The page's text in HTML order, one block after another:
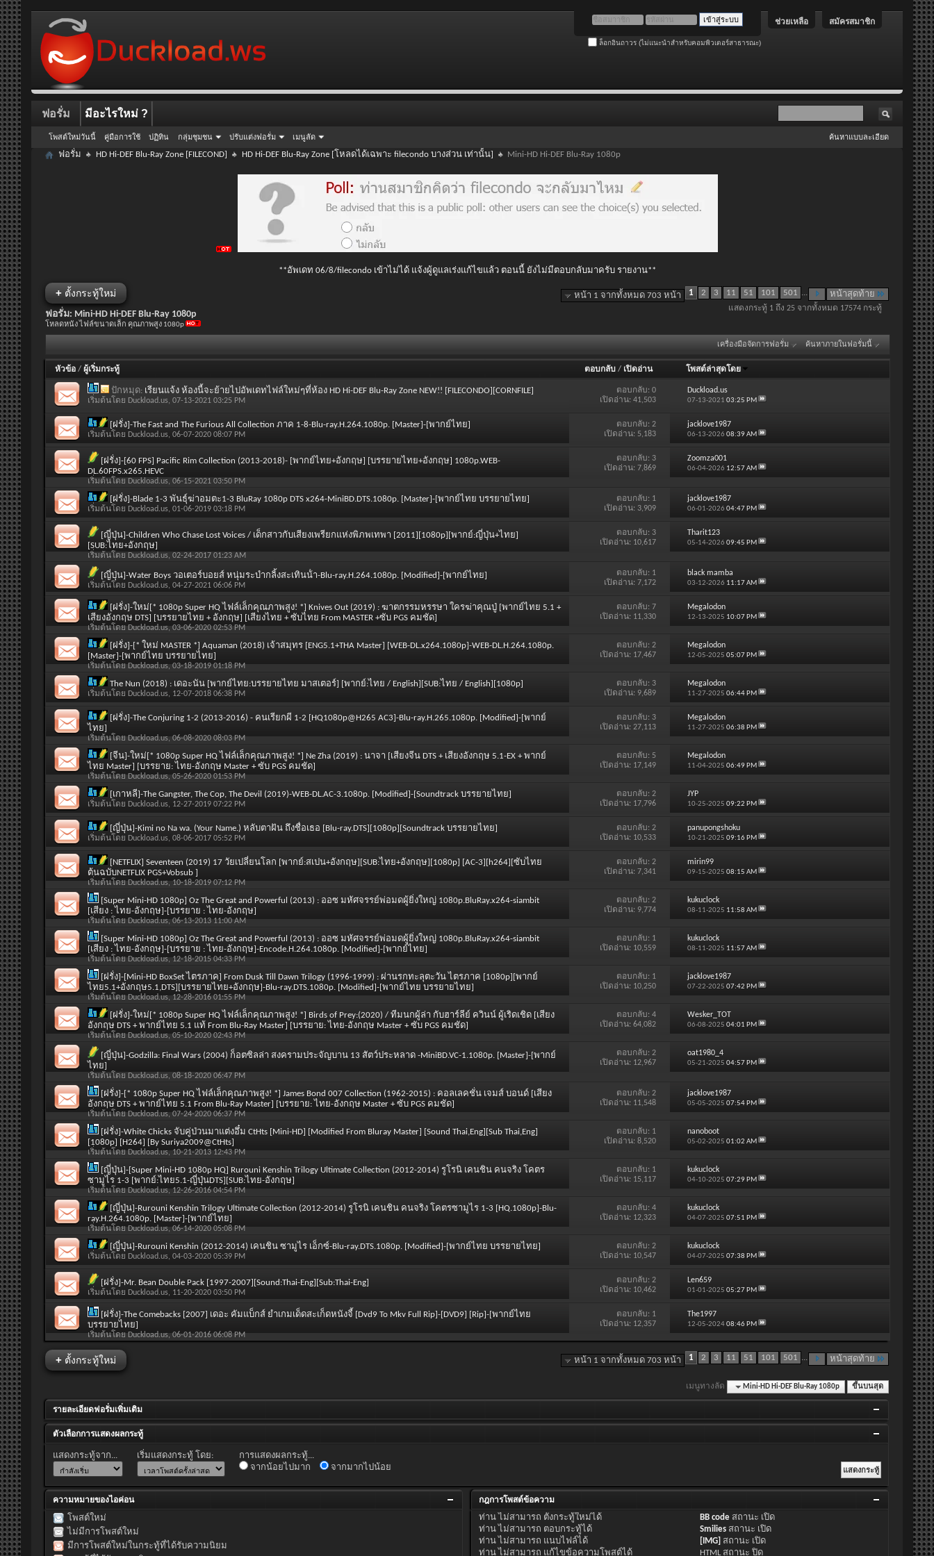
สมัครสมาชิก
ช่วยเหลือ
ล็อกอินถาวร (ไม่แนะนำสำหรับคอมพิวเตอร์สาธารณะ)
ฟอรั่ม
โพสต์ใหม่วันนี้ คู่มือการใช้ ปฏิทิน กลุ่มชุมชน ปรับแต่งฟอรั่ม เมนูลัด
มีอะไรใหม่ ?
ค้นหาแบบละเอียด
ฟอรั่ม HD Hi-DEF Blu-Ray Zone [FILECOND] HD Hi-DEF Blu-Ray Zone [โหลดได้เฉพาะ filecondo บางส่วน เท่านั้น] Mini-HD Hi-DEF Blu-Ray 1080p
**อัพเดท 06/8/filecondo เข้าไม่ได้ แจ้งผู้ดูแลเร่งแก้ไขแล้ว ตอนนี้ ยังไม่มีตอบกลับมาครับ รายงาน**
+ ตั้งกระทู้ใหม่ หน้า 1 จากทั้งหมด 703 หน้า 1 2 3 11 51 101 501 ... หน้าสุดท้าย
แสดงกระทู้ 1 ถึง 25 จากทั้งหมด 17574 กระทู้
ฟอรั่ม: Mini-HD Hi-DEF Blu-Ray 1080p
โหลดหนัง ไฟล์ขนาดเล็ก คุณภาพสูง 1080p
เครื่องมือจัดการฟอรั่ม ค้นหาภายในฟอรั่มนี้
หัวข้อ / ผู้เริ่มกระทู้ ตอบกลับ / เปิดอ่าน โพสต์ล่าสุดโดย
ปักหมุด: เรียนแจ้ง ห้องนี้จะย้ายไปอัพเดทไฟล์ใหม่ๆที่ห้อง HD Hi-DEF Blu-Ray Zone NEW!! [FILECONDO][CORNFILE]
เริ่มต้นโดย Duckload.us, 07-13-2021 03:25 PM
ตอบกลับ:0
เปิดอ่าน: 41,503
Duckload.us
07-13-2021 03:25 PM
[ฝรั่ง]-The Fast and The Furious All Collection ภาค 1-8-Blu-ray.H.264.1080p. [Master]-[พากย์ไทย]
เริ่มต้นโดย Duckload.us, 06-07-2020 08:07 PM
ตอบกลับ:2
เปิดอ่าน: 5,183
jacklove1987
06-13-2026 08:39 AM
[ฝรั่ง]-[60 FPS] Pacific Rim Collection (2013-2018)- [พากย์ไทย+อังกฤษ] [บรรยายไทย+อังกฤษ] 1080p.WEB-
DL.60FPS.x265.HEVC
เริ่มต้นโดย Duckload.us, 06-15-2021 03:50 PM
ตอบกลับ: 3
เปิดอ่าน: 7,869
Zoomza001
06-04-2026 12:57 AM
[ฝรั่ง]-Blade 1-3 พันธุ์ฆ่าอมตะ1-3 BluRay 1080p DTS x264-MiniBD.DTS.1080p. [Master]-[พากย์ไทย บรรยายไทย]
เริ่มต้นโดย Duckload.us, 01-06-2019 03:18 PM
ตอบกลับ: 1
เปิดอ่าน: 3,909
jacklove1987
06-01-2026 04:47 PM
[ญี่ปุ่น]-Children Who Chase Lost Voices / เด็กสาวกับเสียงเพรียกแห่งพิภพเทพา [2011][1080p][พากย์:ญี่ปุ่น+ไทย]
[SUB:ไทย+อังกฤษ]
เริ่มต้นโดย Duckload.us, 02-24-2017 01:23 AM
ตอบกลับ: 3
เปิดอ่าน: 10,617
Tharit123
05-14-2026 09:45 PM
[ญี่ปุ่น]-Water Boys วอเตอร์บอยส์ หนุ่มระบำกลิ้งสะเทินน้ํา-Blu-ray.H.264.1080p. [Modified]-[พากย์ไทย]
เริ่มต้นโดย Duckload.us, 04-27-2021 06:06 PM
ตอบกลับ: 1
เปิดอ่าน: 7,172
black mamba
03-12-2026 11:17 AM
[ฝรั่ง]-ใหม่[* 1080p Super HQ ไฟล์เล็กคุณภาพสูง! *] Knives Out (2019) : ฆาตกรรมหรรษา ใครฆ่าคุณปู่ [พากย์ไทย 5.1 +
เสียงอังกฤษ DTS] [บรรยายไทย + อังกฤษ] [เสียงไทย + ซับไทย From MASTER +ซับ PGS คมชัด]
เริ่มต้นโดย Duckload.us, 03-06-2020 02:53 PM
ตอบกลับ:7
เปิดอ่าน: 11,330
Megalodon
12-13-2025 10:07 PM
[ฝรั่ง]-[* ใหม่ MASTER *] Aquaman (2018) เจ้าสมุทร [ENG5.1+THA Master] [WEB-DL.x264.1080p]-WEB-DL.H.264.1080p.
[Master]-[พากย์ไทย บรรยายไทย]
เริ่มต้นโดย Duckload.us, 03-18-2019 01:18 PM
ตอบกลับ:2
เปิดอ่าน: 17,467
Megalodon
12-05-2025 05:07 PM
The Nun (2018) : เดอะนัน [พากย์ไทย:บรรยายไทย มาสเตอร์] [พากย์:ไทย / English][SUB:ไทย / English][1080p]
เริ่มต้นโดย Duckload.us, 12-07-2018 06:38 PM
ตอบกลับ: 3
เปิดอ่าน: 9,689
Megalodon
11-27-2025 06:44 PM
[ฝรั่ง]-The Conjuring 1-2 (2013-2016) - คนเรียกผี 1-2 [HQ1080p@H265 AC3]-Blu-ray.H.265.1080p. [Modified]-[พากย์
ไทย]
เริ่มต้นโดย Duckload.us, 06-08-2020 08:03 PM
ตอบกลับ: 3
เปิดอ่าน: 27,113
Megalodon
11-27-2025 06:38 PM
[จีน]-ใหม่[* 1080p Super HQ ไฟล์เล็กคุณภาพสูง! *] Ne Zha (2019) : นาจา [เสียงจีน DTS + เสียงอังกฤษ 5.1-EX + พากย์
ไทย Master] [บรรยาย: ไทย-อังกฤษ Master + ซับ PGS คมชัด]
เริ่มต้นโดย Duckload.us, 05-26-2020 01:53 PM
ตอบกลับ: 5
เปิดอ่าน: 17,149
Megalodon
11-04-2025 06:49 PM
[เกาหลี]-The Gangster, The Cop, The Devil (2019)-WEB-DL.AC-3.1080p. [Modified]-[Soundtrack บรรยายไทย]
เริ่มต้นโดย Duckload.us, 12-27-2019 07:22 PM
ตอบกลับ:2
เปิดอ่าน: 17,796
JYP
10-25-2025 09:22 PM
[ญี่ปุ่น]-Kimi no Na wa. (Your Name.) หลับตาฝัน ถึงชื่อเธอ [Blu-ray.DTS][1080p][Soundtrack บรรยายไทย]
เริ่มต้นโดย Duckload.us, 08-06-2017 05:52 PM
ตอบกลับ:2
เปิดอ่าน: 10,533
panupongshoku
10-21-2025 09:16 PM
[NETFLIX] Seventeen (2019) 17 วัยเปลี่ยนโลก [พากย์:สเปน+อังกฤษ][SUB:ไทย+อังกฤษ][1080p] [AC-3][h264][ซับไทย
ต้นฉบับNETFLIX PGS+Vobsub ]
เริ่มต้นโดย Duckload.us, 10-18-2019 07:12 PM
ตอบกลับ:2
เปิดอ่าน: 7,341
mirin99
09-15-2025 08:15 AM
[Super Mini-HD 1080p] Oz The Great and Powerful (2013) : ออซ มหัศจรรย์พ่อมดผู้ยิ่งใหญ่ 1080p.BluRay.x264-siambit
[เสียง : ไทย-อังกฤษ]-[บรรยาย : ไทย-อังกฤษ]
เริ่มต้นโดย Duckload.us, 06-13-2013 11:00 AM
ตอบกลับ:2
เปิดอ่าน: 9,774
kukuclock
08-11-2025 11:58 AM
[Super Mini-HD 1080p] Oz The Great and Powerful (2013) : ออซ มหัศจรรย์พ่อมดผู้ยิ่งใหญ่ 1080p.BluRay.x264-siambit
[เสียง : ไทย-อังกฤษ]-[บรรยาย : ไทย-อังกฤษ]-Encode.H.264.1080p. [Modified]-[พากย์ไทย]
เริ่มต้นโดย Duckload.us, 12-18-2015 04:33 PM
ตอบกลับ: 1
เปิดอ่าน: 10,559
kukuclock
08-11-2025 11:57 AM
[ฝรั่ง]-[Mini-HD BoxSet ไตรภาค] From Dusk Till Dawn Trilogy (1996-1999) : ผ่านรกทะลุตะวัน ไตรภาค [1080p][พากย์
ไทย5.1+อังกฤษ5.1,DTS][บรรยายไทย+อังกฤษ]-Blu-ray.DTS.1080p. [Modified]-[พากย์ไทย บรรยายไทย]
เริ่มต้นโดย Duckload.us, 12-28-2016 01:55 PM
ตอบกลับ: 1
เปิดอ่าน: 10,250
jacklove1987
07-22-2025 07:42 PM
[ฝรั่ง]-ใหม่[* 1080p Super HQ ไฟล์เล็กคุณภาพสูง! *] Birds of Prey:(2020) / ทีมนกผู้ล่า กับฮาร์ลีย์ ควินน์ ผู้เริดเชิด [เสียง
อังกฤษ DTS + พากย์ไทย 5.1 แท้ From Blu-Ray Master] [บรรยาย: ไทย-อังกฤษ Master + ซับ PGS คมชัด]
เริ่มต้นโดย Duckload.us, 05-10-2020 02:43 PM
ตอบกลับ:4
เปิดอ่าน: 64,082
Wesker_TOT
06-08-2025 04:01 PM
[ญี่ปุ่น]-Godzilla: Final Wars (2004) ก็อตซิลล่า สงครามประจัญบาน 13 สัตว์ประหลาด -MiniBD.VC-1.1080p. [Master]-[พากย์
ไทย]
เริ่มต้นโดย Duckload.us, 08-18-2020 06:47 PM
ตอบกลับ:2
เปิดอ่าน: 12,967
oat1980_4
05-21-2025 04:57 PM
[ฝรั่ง]-[* 1080p Super HQ ไฟล์เล็กคุณภาพสูง! *] James Bond 007 Collection (1962-2015) : คอลเลคชั่น เจมส์ บอนด์ [เสียง
อังกฤษ DTS + พากย์ไทย 5.1 From Blu-Ray Master] [บรรยาย: ไทย-อังกฤษ Master + ซับ PGS คมชัด]
เริ่มต้นโดย Duckload.us, 07-24-2020 06:37 PM
ตอบกลับ:2
เปิดอ่าน: 11,548
jacklove1987
05-05-2025 07:54 PM
[ฝรั่ง]-White Chicks จับคู่ป่วนมาแต่งอึ๋ม CtHts [Mini-HD] [Modified From Bluray Master] [Sound Thai,Eng][Sub Thai,Eng]
[1080p] [H264] [By Suriya2009@CtHts]
เริ่มต้นโดย Duckload.us, 10-21-2013 12:43 PM
ตอบกลับ: 1
เปิดอ่าน: 8,520
nanoboot
05-02-2025 01:02 AM
[ญี่ปุ่น]-[Super Mini-HD 1080p HQ] Rurouni Kenshin Trilogy Ultimate Collection (2012-2014) รูโรนิ เคนชิน คนจริง โคตร
ซามูไร 1-3 [พากย์:ไทย5.1-ญี่ปุ่นDTS][SUB:ไทย-อังกฤษ]
เริ่มต้นโดย Duckload.us, 12-26-2016 04:54 PM
ตอบกลับ: 1
เปิดอ่าน: 15,117
kukuclock
04-10-2025 07:29 PM
[ญี่ปุ่น]-Rurouni Kenshin Trilogy Ultimate Collection (2012-2014) รูโรนิ เคนชิน คนจริง โคตรซามูไร 1-3 [HQ.1080p]-Blu-
ray.H.264.1080p. [Master]-[พากย์ไทย]
เริ่มต้นโดย Duckload.us, 06-14-2020 05:08 PM
ตอบกลับ:4
เปิดอ่าน: 12,323
kukuclock
04-07-2025 07:51 PM
[ญี่ปุ่น]-Rurouni Kenshin (2012-2014) เคนชิน ซามูไร เอ็กซ์-Blu-ray.DTS.1080p. [Modified]-[พากย์ไทย บรรยายไทย]
เริ่มต้นโดย Duckload.us, 04-03-2020 05:39 PM
ตอบกลับ:2
เปิดอ่าน: 10,547
kukuclock
04-07-2025 07:38 PM
[ฝรั่ง]-Mr. Bean Double Pack [1997-2007][Sound:Thai-Eng][Sub:Thai-Eng]
เริ่มต้นโดย Duckload.us, 11-20-2020 03:50 PM
ตอบกลับ:2
เปิดอ่าน: 10,462
Len659
01-01-2025 05:27 PM
[ฝรั่ง]-The Comebacks [2007] เดอะ คัมแบ็กส์ ยำเกมเด็ดสะเก็ดหนังจี้ [Dvd9 To Mkv Full Rip]-[DVD9] [Rip]-[พากย์ไทย
บรรยายไทย]
เริ่มต้นโดย Duckload.us, 06-01-2016 06:08 PM
ตอบกลับ: 1
เปิดอ่าน: 12,357
The1997
12-05-202408:46 PM
+ ตั้งกระทู้ใหม่ หน้า 1 จากทั้งหมด 703 หน้า 1 2 3 11 51 101 501 ... หน้าสุดท้าย
เมนูทางลัด Mini-HD Hi-DEF Blu-Ray 1080p ขึ้นบนสุด
รายละเอียดฟอรั่มเพิ่มเติม
ตัวเลือกการแสดงผลกระทู้
แสดงกระทู้จาก... เริ่มแสดงกระทู้ โดย:
การแสดงผลกระทู้...
จากน้อยไปมาก
จากมากไปน้อย
ความหมายของไอค่อน
โพสต์ใหม่
ไม่มีการโพสต์ใหม่
มีการโพสต์ใหม่ในกระทู้ที่ได้รับความนิยม
กฎการโพสต์ข้อความ
ท่านไม่สามารถ ตั้งกระทู้ใหม่ได้
ท่านไม่สามารถ ตอบกระทู้ได้
ท่านไม่สามารถ แนบไฟล์ได้
ท่านไม่สามารถ แก้ไขข้อความโพสต์ได้
BB code สถานะ เปิด
Smilies สถานะ เปิด
[IMG] สถานะ เปิด
HTML สถานะปิด